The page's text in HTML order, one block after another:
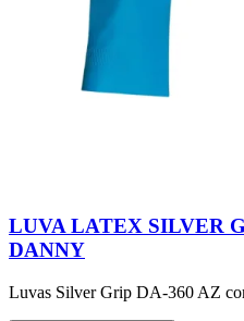
LUVA LATEX SILVER
DANNY
Luvas Silver Grip DA-360 AZ